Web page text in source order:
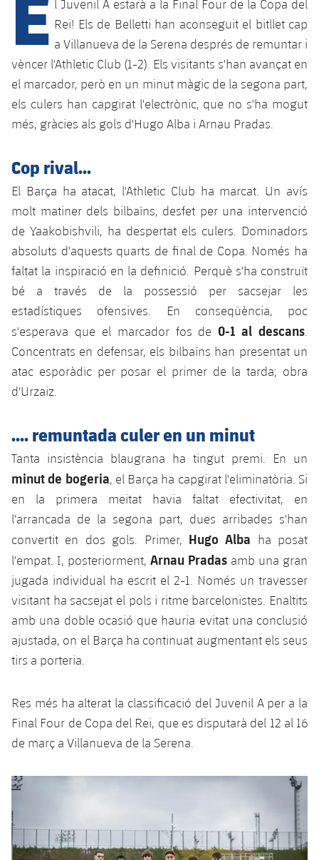
plusicon
més
Instal·lacions
Spotify Camp Nou
Palau Blaugrana
Estadi Johan Cruyff
Barça Cafe
Ciutat Esportiva
La Masia
plusicon
més
Serveis
Serveis Mèdics
Accessibilitat
plusicon
més
Acreditacions
Instal·lacions
SUB13
SUB12
SUB11 A
SUB10 A
SUB10 B
SUB9 B
SUB8 A
SUB8 B
SUB13 B
SUB12 C
SUB11 C
Entrades
Gameday Shows
Resultats
Fotos
Història
Palmarès
Base
Barça Atlètic
Junior
Cadet A
Infantil A
Infantil B
Mini
Campus Estiu
PLUSICON
MÉS
Primer Equip
plusicon
més
Actualitat
Entrades
Resultats
Classificació
Jugadors
Fotos
Història
Barça Atlètic
plusicon
més
Actualitat
Calendari
Resultats
Classificació
Fotos
Base
plusicon
més
Actualitat
Juvenil
Cadet A
Cadet B
Infantil A
Infantil B
PLUSICON
MÉS
Primer equip
plusicon
més
Actualitat
Calendari
Entrades
Resultats
Jugadors
Fotos
Palmarès
Història
Barça Atlètic
plusicon
Actualitat
Calendari
Classificació
Base
Actualitat
Infantil
Aleví
Campus Verano
Primer equip
plusicon
més
Calendari
Entrades
Resultats
Classificació
Jugadors
Història
Barça Atlètic
plusicon
més
Actualitat
Calendari
Resultats
Jugadors
Classificació
Base
plusicon
més
Actualitat
Barça C
Junior
Juvenil
Aleví
Campus Estiu
PLUSICON
MÉS
Informació general
plusicon
més
Notícies
Atletisme
plusicon
més
Actualitat
Masculí
Bàsquet en cadira de rodes
plusicon
més
Actualitat
Jugadors
Resultats
Hockey gel
plusicon
més
Actualitat
Calendari
Hoquei herba
Hockey Herba Masculí
plusicon
més
l Juvenil A estarà a la Final Four de la Copa del
Rei! Els de Belletti han aconseguit el bitllet cap
a Villanueva de la Serena després de remuntar i
vèncer l'Athletic Club (1-2). Els visitants s'han avançat en
el marcador, però en un minut màgic de la segona part,
els culers han capgirat l'electrònic, que no s'ha mogut
més, gràcies als gols d'Hugo Alba i Arnau Pradas.
Cop rival...
El Barça ha atacat, l'Athletic Club ha marcat. Un avís
molt matiner dels bilbaïns, desfet per una intervenció
de Yaakobishvili, ha despertat els culers. Dominadors
absoluts d'aquests quarts de final de Copa. Només ha
faltat la inspiració en la definició. Perquè s'ha construït
bé a través de la possessió per sacsejar les
estadístiques ofensives. En conseqüència, poc
s'esperava que el marcador fos de 0-1 al descans
Concentrats en defensar, els bilbaïns han presentat un
atac esporàdic per posar el primer de la tarda; obra
d'Urzaiz.
.... remuntada culer en un minut
Tanta insistència blaugrana ha tingut premi. En un
minut de bogeria, el Barça ha capgirat l'eliminatòria. Si
en la primera meitat havia faltat efectivitat, en
l'arrancada de la segona part, dues arribades s'han
convertit en dos gols. Primer, Hugo Alba ha posat
l'empat. I, posteriorment, Arnau Pradas amb una gran
jugada individual ha escrit el 2-1. Només un travesser
visitant ha sacsejat el pols i ritme barcelonistes. Enaltits
amb una doble ocasió que hauria evitat una conclusió
ajustada, on el Barça ha continuat augmentant els seus
tirs a porteria.
Res més ha alterat la classificació del Juvenil A per a la
Final Four de Copa del Rei, que es disputarà del 12 al 16
de març a Villanueva de la Serena.
Anterior
label.aria.chevronleft Següent